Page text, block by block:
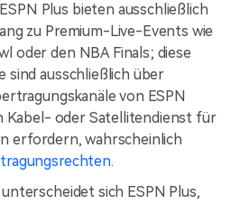
Plus bieten ausschließlich
zu Premium-Live-Events wie
oder den NBA Finals; diese
sind ausschließlich über
von ESPN
Kabel- oder Satellitendienst für
erfordern, wahrscheinlich
.
sich ESPN Plus,